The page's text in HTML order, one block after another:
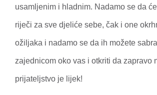
usamljenim i hladnim. Nadamo se da
riječi za sve djeliće sebe, čak i one
ožiljaka i nadamo se da ih možete
zajednicom oko vas i otkriti da zapravo
prijateljstvo je lijek!